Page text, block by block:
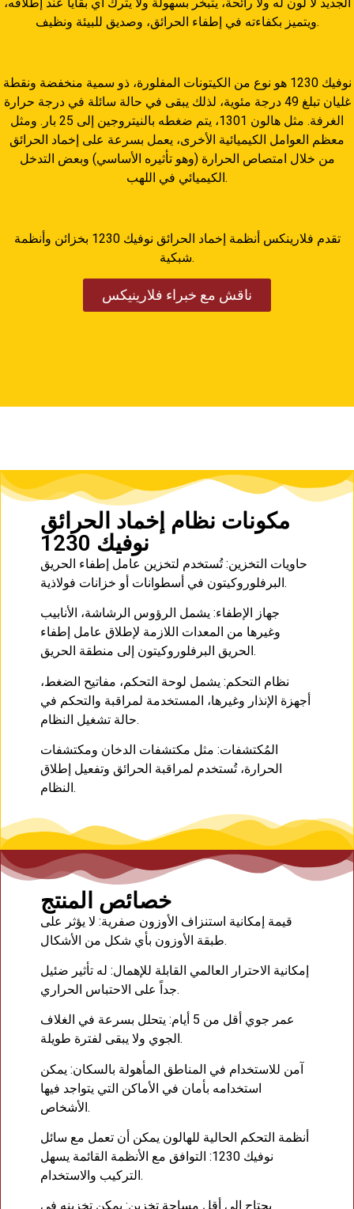
ويتميز بكفاءته في إطفاء الحرائق، وصديق للبيئة ونظيف.
نوفيك 1230 هو نوع من الكيتونات المفلورة، ذو سمية منخفضة ونقطة
غليان تبلغ 49 درجة مئوية، لذلك يبقى في حالة سائلة في درجة حرارة
الغرفة. مثل هالون 1301، يتم ضغطه بالنيتروجين إلى 25 بار. ومثل
معظم العوامل الكيميائية الأخرى، يعمل بسرعة على إخماد الحرائق
من خلال امتصاص الحرارة (وهو تأثيره الأساسي) وبعض التدخل
الكيميائي في اللهب.
تقدم فلارينكس أنظمة إخماد الحرائق نوفيك 1230 بخزائن وأنظمة
شبكية.
ناقش مع خبراء فلارينيكس
مكونات نظام إخماد الحرائق
نوفيك 1230
حاويات التخزين: تُستخدم لتخزين عامل إطفاء الحريق
البرفلوروكيتون في أسطوانات أو خزانات فولاذية.
جهاز الإطفاء: يشمل الرؤوس الرشاشة، الأنابيب
وغيرها من المعدات اللازمة لإطلاق عامل إطفاء
الحريق البرفلوروكيتون إلى منطقة الحريق.
نظام التحكم: يشمل لوحة التحكم، مفاتيح الضغط،
أجهزة الإنذار وغيرها، المستخدمة لمراقبة والتحكم في
حالة تشغيل النظام.
المُكتشفات: مثل مكتشفات الدخان ومكتشفات
الحرارة، تُستخدم لمراقبة الحرائق وتفعيل إطلاق
النظام.
خصائص المنتج
قيمة إمكانية استنزاف الأوزون صفرية: لا يؤثر على
طبقة الأوزون بأي شكل من الأشكال.
إمكانية الاحترار العالمي القابلة للإهمال: له تأثير ضئيل
جداً على الاحتباس الحراري.
عمر جوي أقل من 5 أيام: يتحلل بسرعة في الغلاف
الجوي ولا يبقى لفترة طويلة.
آمن للاستخدام في المناطق المأهولة بالسكان: يمكن
استخدامه بأمان في الأماكن التي يتواجد فيها
الأشخاص.
أنظمة التحكم الحالية للهالون يمكن أن تعمل مع سائل
نوفيك 1230: التوافق مع الأنظمة القائمة يسهل
التركيب والاستخدام.
يحتاج إلى أقل مساحة تخزين: يمكن تخزينه في